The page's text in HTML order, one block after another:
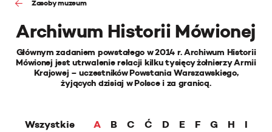
Zasoby muzeum
Archiwum Historii Mówionej
Głównym zadaniem powstałego w 2014 r. Archiwum Historii
Mówionej jest utrwalenie relacji kilku tysięcy żołnierzy Armii
Krajowej – uczestników Powstania Warszawskiego,
żyjących dzisiaj w Polsce i za granicą.
Wszystkie A B C Ć D E F G H
I